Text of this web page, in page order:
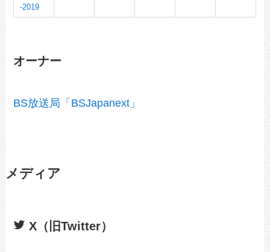
-2019
オーナー
BS放送局「BSJapanext」
メディア
X（旧Twitter）